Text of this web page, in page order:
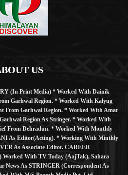
US
(in Print Media) * Worked With Dainik
Garhwal Region. * Worked With Kalyug
From Garhwal Region. * Worked With Amar
Region As Stringer. * Worked With
From Dehradun. * Worked With Monthly
As Editor(Acting). * Working With Minthly
As Associate Editor. CAREER
With TV Today (AajTak), Sahara
News As STRINGER (Correspondent As